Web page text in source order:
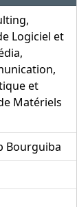
Logiciel et
et
Matériels
Bourguiba